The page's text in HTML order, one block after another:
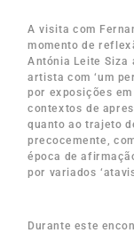
A visita com
momento de
Antónia Leite Siza
artista com ‘um
por exposições
contextos de
quanto ao trajeto
precocemente,
época de
por variados
Durante este